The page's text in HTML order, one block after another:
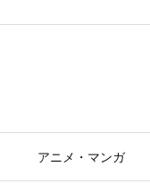
アニメ・マンガ